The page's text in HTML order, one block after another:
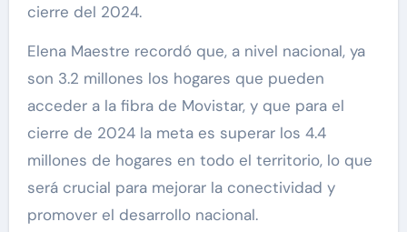
cierre del 2024.
Elena Maestre recordó que, a nivel nacional, ya
son 3.2 millones los hogares que pueden
acceder a la fibra de Movistar, y que para el
cierre de 2024 la meta es superar los 4.4
millones de hogares en todo el territorio, lo que
será crucial para mejorar la conectividad y
promover el desarrollo nacional.